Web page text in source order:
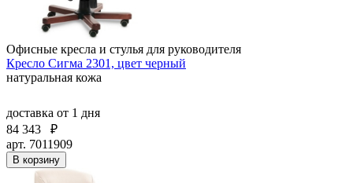
Офисные кресла и стулья для руководителя
Кресло Сигма 2301, цвет черный
натуральная кожа
доставка от 1 дня
84 343
₽
арт. 7011909
В корзину